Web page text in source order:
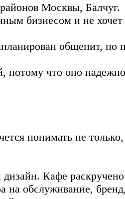
Москвы, Балчуг.
бизнесом и не
общепит, по
потому что оно
понимать не
Кафе
на обслуживание,